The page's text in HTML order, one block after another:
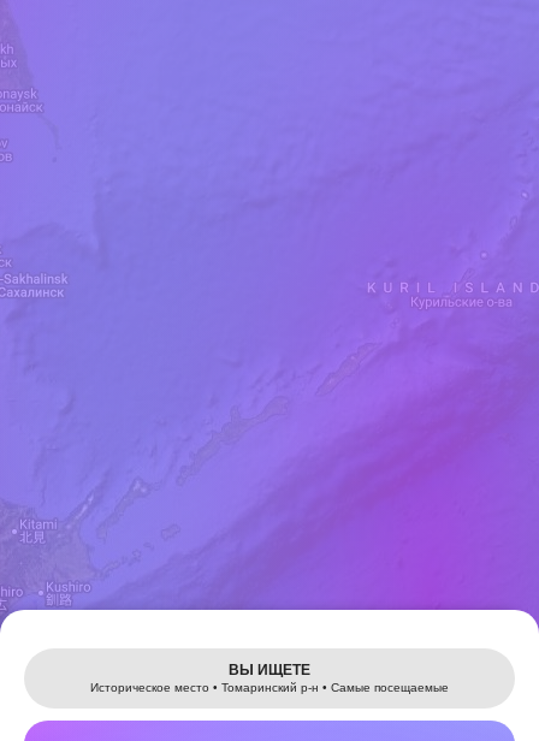
Leaflet
ВЫ ИЩЕТЕ
Историческое место • Томаринский р-н • Самые посещаемые